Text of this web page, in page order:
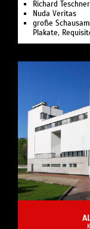
Richard
Nuda Veritas
große
Plakate,